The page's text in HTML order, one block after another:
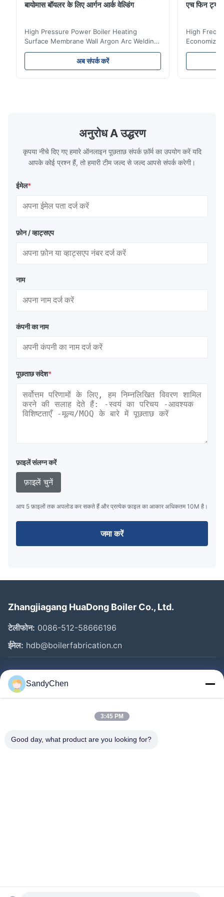
बायोमास बॉयलर के लिए आर्गन आर्क वेल्डिंग
High Pressure Power Boiler Heating
Surface Membrane Wall Argon Arc Welding
For Biomass Boiler Product Introduction
Water wall panels with pins usually laid
vertically on the inner wall of the furnace
the basic component of boiler water
circulation loop.Because of both cooling
अब संपर्क करें
एच फिन ट्यूब
High
Product
industrial
अनुरोध A उद्धरण
कृपया नीचे दिए गए हमारे ऑनलाइन पूछताछ संपर्क फ़ॉर्म का उपयोग करें यदि
आपके कोई प्रश्न हैं, तो हमारी टीम जल्द से जल्द आपसे संपर्क करेगी।
ईमेल*
फ़ोन / व्हाट्सएप
नाम
कंपनी का नाम
पूछताछ संदेश*
फ़ाइलें संलग्न करें
फ़ाइलें चुनें
आप 5 फ़ाइलों तक अपलोड कर सकते हैं और प्रत्येक फ़ाइल का आकार अधिकतम 10M है।
जमा करें
Zhangjiagang HuaDong Boiler Co., Ltd.
टेलीफोन: 0086-512-58666196
ईमेल: hdb@boilerfabrication.cn
त्वरित लिंक
घर
वीडियो
SandyChen
3:45 PM
Good day, what product are you looking for?